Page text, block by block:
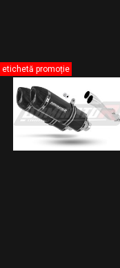
etichetă promoție